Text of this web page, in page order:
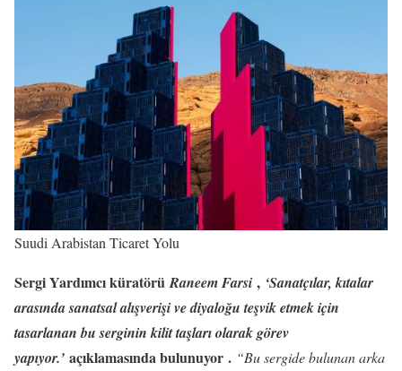
Suudi Arabistan Ticaret Yolu
Sergi Yardımcıküratörü Raneem Farsi , ‘Sanatçılar, kıtalar
arasında sanatsal alışverişi ve diyaloğu teşvik etmek için
tasarlanan bu serginin kilit taşları olarak görev
yapıyor.’ açıklamasında bulunuyor . “Bu sergide bulunan arka